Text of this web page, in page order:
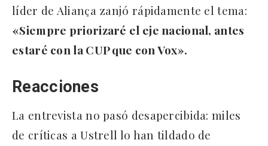
líder de Aliança zanjó rápidamente el tema:
«Siempre priorizaré el eje nacional, antes
estaré con la CUP que con Vox».
Reacciones
La entrevista no pasó desapercibida: miles
de críticas a Ustrell lo han tildado de